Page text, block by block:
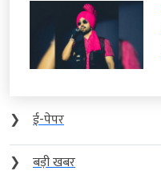
❯
ई-पेपर
❯
बड़ी खबर